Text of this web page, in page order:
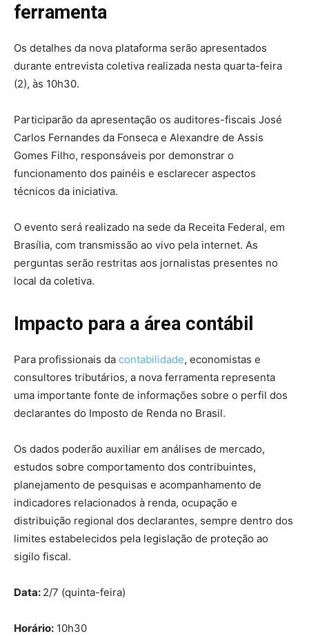
ferramenta
Os detalhes da nova plataforma serão apresentados
durante entrevista coletiva realizada nesta quarta-feira
(2), às 10h30.
Participarão da apresentação os auditores-fiscais José
Carlos Fernandes da Fonseca e Alexandre de Assis
Gomes Filho, responsáveis por demonstrar o
funcionamento dos painéis e esclarecer aspectos
técnicos da iniciativa.
O evento será realizado na sede da Receita Federal, em
Brasília, com transmissão ao vivo pela internet. As
perguntas serão restritas aos jornalistas presentes no
local da coletiva.
Impacto para a área contábil
Para profissionais da contabilidade, economistas e
consultores tributários, a nova ferramenta representa
uma importante fonte de informações sobre o perfil dos
declarantes do Imposto de Renda no Brasil.
Os dados poderão auxiliar em análises de mercado,
estudos sobre comportamento dos contribuintes,
planejamento de pesquisas e acompanhamento de
indicadores relacionados à renda, ocupação e
distribuição regional dos declarantes, sempre dentro dos
limites estabelecidos pela legislação de proteção ao
sigilo fiscal.
Data: 2/7 (quinta-feira)
Horário: 10h30